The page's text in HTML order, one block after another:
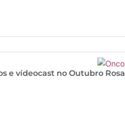
e vídeocast no Outubro Rosa